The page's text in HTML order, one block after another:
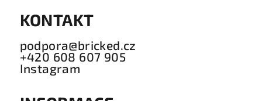
KONTAKT
podpora@bricked.cz
+420 608 607 905
Instagram